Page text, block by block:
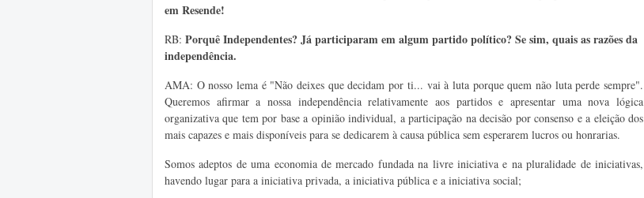
em Resende!
RB: Porquê Independentes? Já participaram em algum partido político? Se sim, quais as razões da
independência.
AMA: O nosso lema é "Não deixes que decidam por ti... vai à luta porque quem não luta perde sempre".
Queremos afirmar a nossa independência relativamente aos partidos e apresentar uma nova lógica
organizativa que tem por base a opinião individual, a participação na decisão por consenso e a eleição dos
mais capazes e mais disponíveis para se dedicarem à causa pública sem esperarem lucros ou honrarias.
Somos adeptos de uma economia de mercado fundada na livre iniciativa e na pluralidade de iniciativas,
havendo lugar para a iniciativa privada, a iniciativa pública e a iniciativa social;